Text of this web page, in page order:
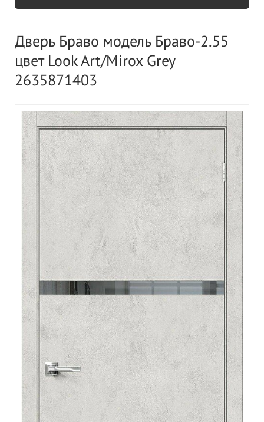
Дверь Браво модель Браво-2.55
цвет Look Art/Mirox Grey
2635871403